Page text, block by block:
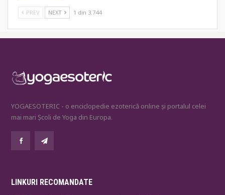
PREV NEXT 1 din 3.744
YOGAESOTERIC - o enciclopedie ezoterică online și portalul celei
mai mari Școli de Yoga din Europa.
LINKURI RECOMANDATE